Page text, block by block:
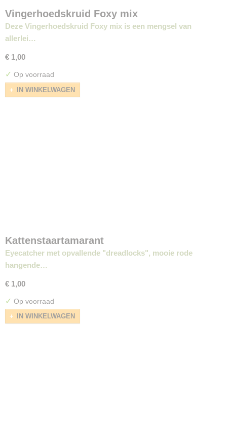
Vingerhoedskruid Foxy mix
Deze Vingerhoedskruid Foxy mix is een mengsel van
allerlei…
€ 1,00
✓ Op voorraad
IN WINKELWAGEN
Kattenstaartamarant
Eyecatcher met opvallende "dreadlocks", mooie rode
hangende…
€ 1,00
✓ Op voorraad
IN WINKELWAGEN